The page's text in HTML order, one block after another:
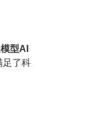
型AI
足了科